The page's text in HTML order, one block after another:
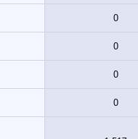
0
0
0
0